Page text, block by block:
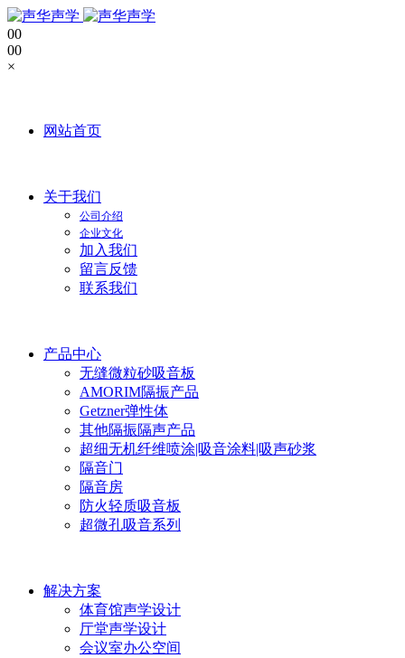
00
00
×
网站首页
关于我们
公司介绍
企业文化
加入我们
留言反馈
联系我们
产品中心
无缝微粒砂吸音板
AMORIM隔振产品
Getzner弹性体
其他隔振隔声产品
超细无机纤维喷涂|吸音涂料|吸声砂浆
隔音门
隔音房
防火轻质吸音板
超微孔吸音系列
解决方案
体育馆声学设计
厅堂声学设计
会议室办公空间